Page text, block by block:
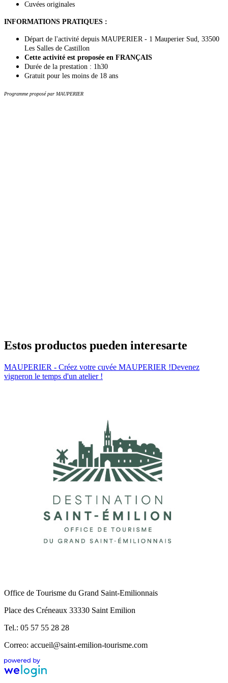
Cuvées originales
INFORMATIONS PRATIQUES :
Départ de l'activité depuis MAUPERIER - 1 Mauperier Sud, 33500
Les Salles de Castillon
Cette activité est proposée en FRANÇAIS
Durée de la prestation : 1h30
Gratuit pour les moins de 18 ans
Programme proposé par MAUPERIER
Estos productos pueden interesarte
MAUPERIER - Créez votre cuvée MAUPERIER !Devenez
vigneron le temps d'un atelier !
Office de Tourisme du Grand Saint-Emilionnais
Place des Créneaux 33330 Saint Emilion
Tel.: 05 57 55 28 28
Correo: accueil@saint-emilion-tourisme.com